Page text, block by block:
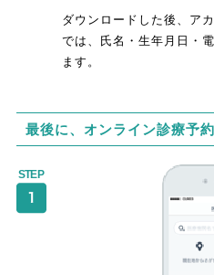
ダウンロードした後、ア
では、氏名・生年月日・
ます。
最後に、オンライン診療予約